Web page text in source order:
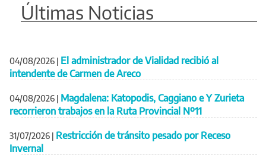
Últimas Noticias
04/08/2026 | El administrador de Vialidad recibió al
intendente de Carmen de Areco
04/08/2026 | Magdalena: Katopodis, Caggiano e Y Zurieta
recorrieron trabajos en la Ruta Provincial Nº11
31/07/2026 | Restricción de tránsito pesado por Receso
Invernal